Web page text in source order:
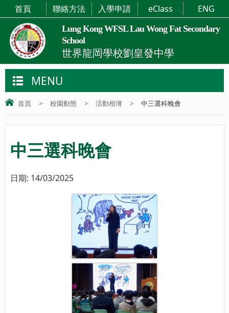
Lung Kong WFSL Lau Wong Fat Secondary
School
世界龍岡學校劉皇發中學
首頁 聯絡方法 入學申請 eClass ENG
MENU
首頁 > 校園動態 > 活動相簿 > 中三選科晚會
中三選科晚會
日期: 14/03/2025